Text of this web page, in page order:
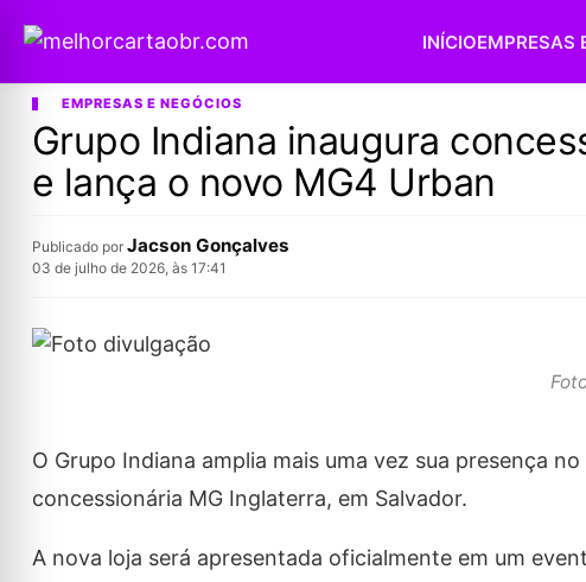
INÍCIOEMPRESAS
EMPRESAS E NEGÓCIOS
Grupo Indiana inaugura
e lança o novo MG4 Urban
Publicado por Jacson Gonçalves
03 de julho de 2026, às 17:41
O Grupo Indiana amplia mais uma vez sua presença
concessionária MG Inglaterra, em Salvador.
A nova loja será apresentada oficialmente em um